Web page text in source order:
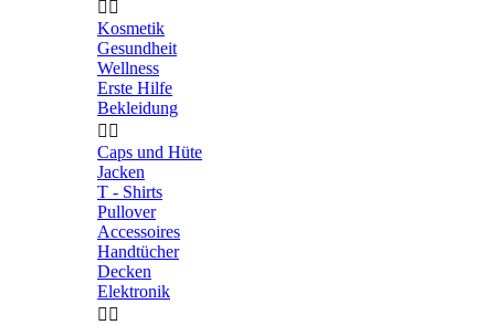
 
Kosmetik
Gesundheit
Wellness
Erste Hilfe
Bekleidung
 
Caps und Hüte
Jacken
T - Shirts
Pullover
Accessoires
Handtücher
Decken
Elektronik
 